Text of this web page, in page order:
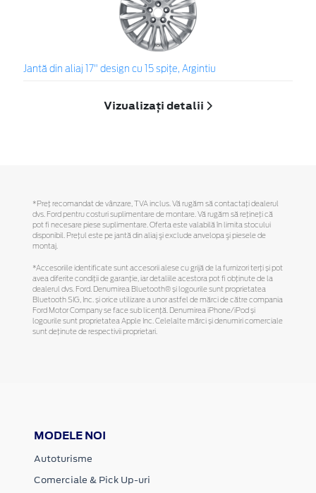
Jantă din aliaj 17" design cu 15 spiţe, Argintiu
Vizualizați detalii
*Preţ recomandat de vânzare, TVA inclus. Vă rugăm să contactaţi dealerul
dvs. Ford pentru costuri suplimentare de montare. Vă rugăm să reţineţi că
pot fi necesare piese suplimentare. Oferta este valabilă în limita stocului
disponibil. Preţul este pe jantă din aliaj şi exclude anvelopa şi piesele de
montaj.
*Accesoriile identificate sunt accesorii alese cu grijă de la furnizori terți și pot
avea diferite condiții de garanție, iar detaliile acestora pot fi obținute de la
dealerul dvs. Ford. Denumirea Bluetooth® și logourile sunt proprietatea
Bluetooth SIG, Inc. și orice utilizare a unor astfel de mărci de către compania
Ford Motor Company se face sub licență. Denumirea iPhone/iPod și
logourile sunt proprietatea Apple Inc. Celelalte mărci și denumiri comerciale
sunt deținute de respectivii proprietari.
MODELE NOI
Autoturisme
Comerciale & Pick Up-uri